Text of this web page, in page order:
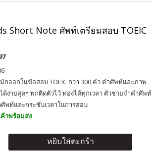
Short Note ศัพท์เตรียมสอบ TOEIC
ออกในข้อสอบ TOEIC กว่า 300 คำ คำศัพท์และภาพ
ง่ายสุดๆ พกติดตัวไว้ ท่องได้ทุกเวลา ตัวช่วยจำคำศัพท์
พท์และกระชับเวลาในการสอบ
าพร้อมส่ง
หยิบใส่ตะกร้า